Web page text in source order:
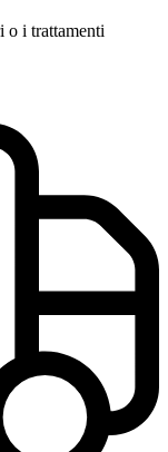
o i trattamenti